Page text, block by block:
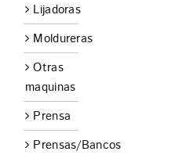
Lijadoras
Moldureras
Otras
maquinas
Prensa
Prensas/Bancos